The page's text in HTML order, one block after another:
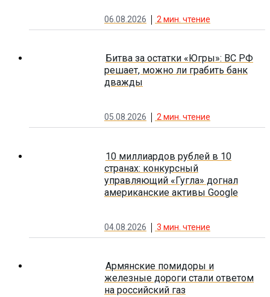
06.08.2026 2 мин. чтение
Битва за остатки «Югры»: ВС РФ
решает, можно ли грабить банк
дважды
05.08.2026 2мин. чтение
10 миллиардов рублей в 10
странах: конкурсный
управляющий «Гугла» догнал
американские активы Google
04.08.2026 3 мин. чтение
Армянские помидоры и
железные дороги стали ответом
на российский газ